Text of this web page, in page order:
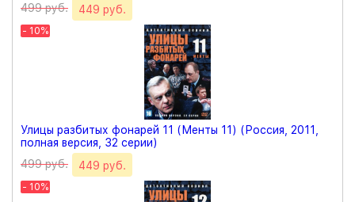
499 руб.
449 руб.
- 10%
Улицы разбитых фонарей 11 (Менты 11) (Россия, 2011,
полная версия, 32 серии)
499 руб.
449 руб.
- 10%